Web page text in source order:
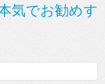
気でお勧めす